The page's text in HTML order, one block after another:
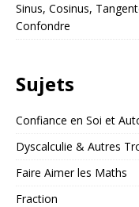
Sinus, Cosinus,
Confondre
Sujets
Confiance en Soi et
Dyscalculie & Autres
Faire Aimer les Maths
Fraction